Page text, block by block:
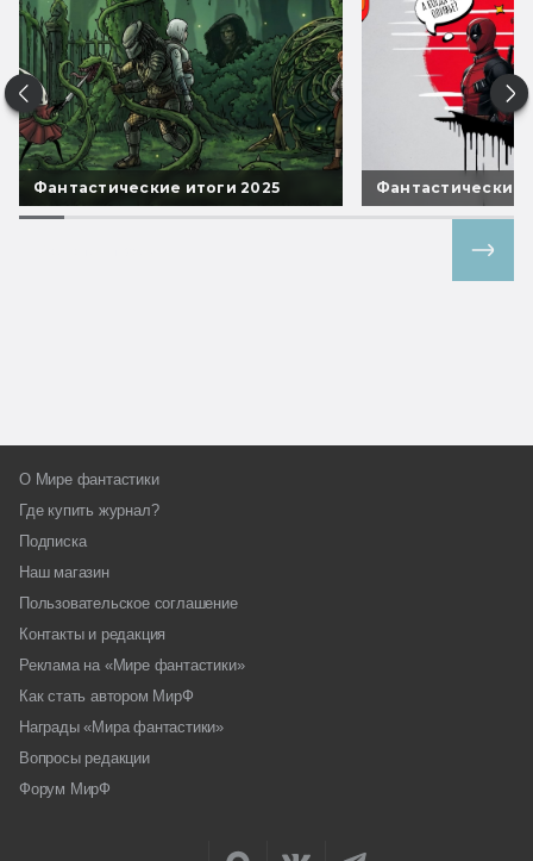
Фантастические итоги 2025 Фантастические
О Мире фантастики
Где купить журнал?
Подписка
Наш магазин
Пользовательское соглашение
Контакты и редакция
Реклама на «Мире фантастики»
Как стать автором МирФ
Награды «Мира фантастики»
Вопросы редакции
Форум МирФ